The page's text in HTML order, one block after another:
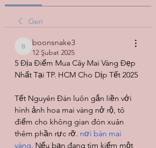
Geri
boonsnake3
boonsnake3
12 Şubat 2025
5 Địa Điểm Mua Cây Mai Vàng Đẹp
Nhất Tại TP. HCM Cho Dịp Tết 2025
Tết Nguyên Đán luôn gắn liền với
hình ảnh hoa mai vàng nở rộ, tô
điểm cho không gian đón xuân
thêm phần rực rỡ. nơi bán mai
vàng. Nếu bạn đang tìm kiếm một